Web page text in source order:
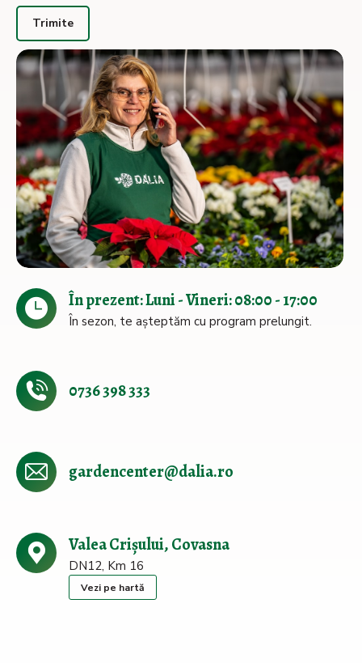
În prezent: Luni - Vineri: 08:00 - 17:00
În sezon, te așteptăm cu program prelungit.
0736 398 333
gardencenter@dalia.ro
Valea Crișului, Covasna
DN12, Km 16
Vezi pe hartă